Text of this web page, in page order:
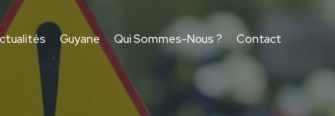
Guyane Qui Sommes-Nous ? Contact